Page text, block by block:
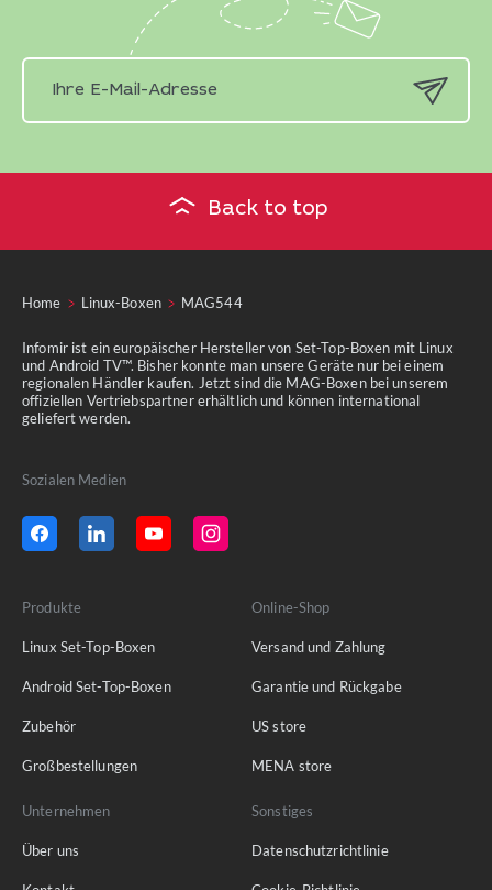
Back to top
Home Linux-Boxen MAG544
Infomir ist ein europäischer Hersteller von Set-Top-Boxen mit Linux
und Android TV™. Bisher konnte man unsere Geräte nur bei einem
regionalen Händler kaufen. Jetzt sind die MAG-Boxen bei unserem
offiziellen Vertriebspartner erhältlich und können international
geliefert werden.
Sozialen Medien
Produkte
Linux Set-Top-Boxen
Android Set-Top-Boxen
Zubehör
Großbestellungen
Online-Shop
Versand und Zahlung
Garantie und Rückgabe
US store
MENA store
Unternehmen
Über uns
Sonstiges
Datenschutzrichtlinie